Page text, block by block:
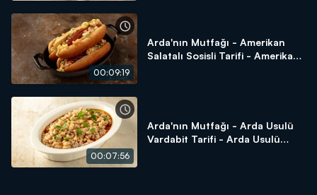
00:09:19
Arda'nın Mutfağı - Amerikan
Salatalı Sosisli Tarifi - Amerikan
00:07:56
Arda'nın Mutfağı - Arda Usulü
Vardabit Tarifi - Arda Usulü